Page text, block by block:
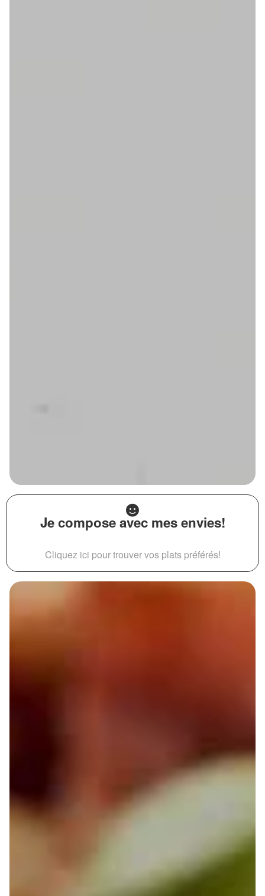
Je compose avec mes envies!
Cliquez ici pour trouver vos plats préférés!